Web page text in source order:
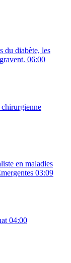
du diabète, les
06:00
en maladies
03:09
04:00